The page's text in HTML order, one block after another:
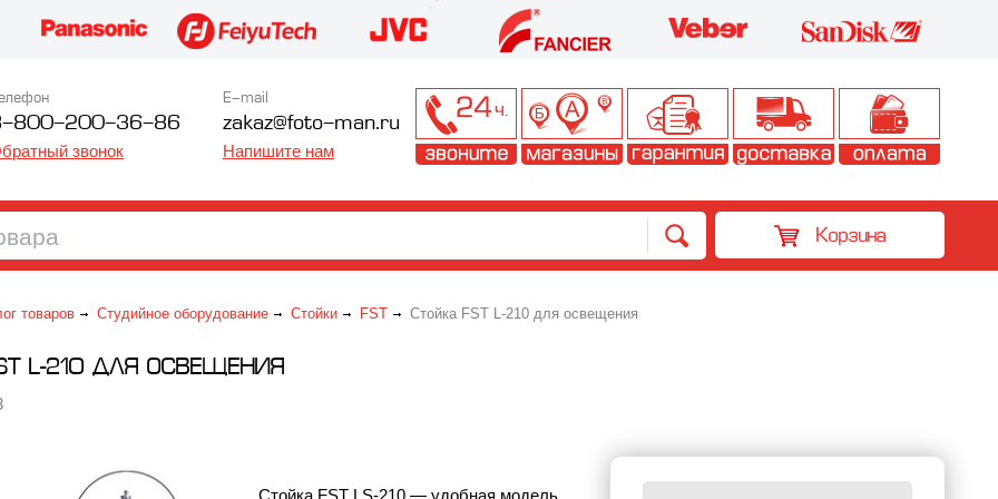
800-200-36-86
звонок
E-mail
zakaz@foto-man.ru
Напишите нам
Корзина
товаров Студийное оборудование Стойки FST Стойка FST L-210 для оcвещения
L-210 ДЛЯ ОCВЕЩЕНИЯ
Стойка FST LS-210 — удобная модель